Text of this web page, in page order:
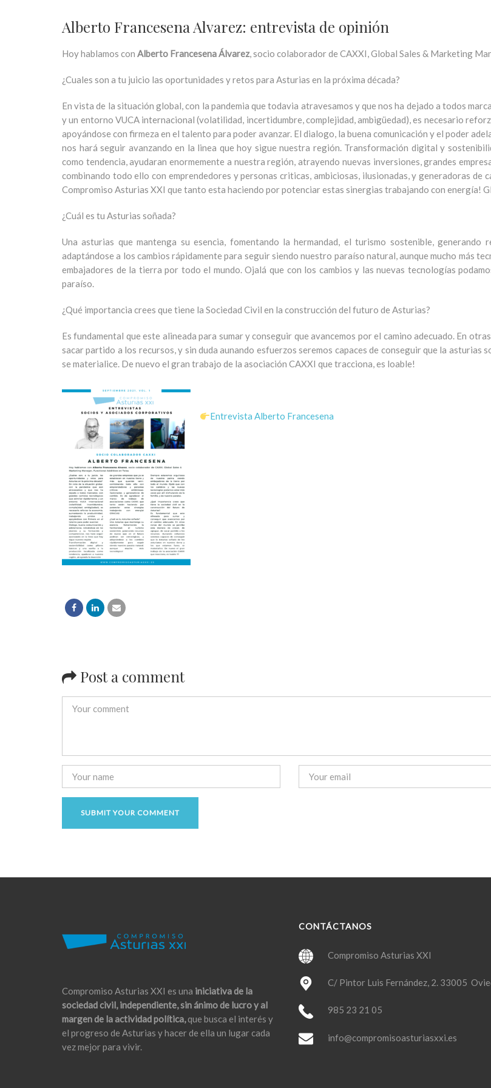
Alberto Francesena Alvarez: entrevista de opinión
Hoy hablamos con Alberto Francesena Álvarez,socio colaborador de CAXXI, Global Sales & Marketing
¿Cuales son a tu juicio las oportunidades y retos para Asturias en la próxima década?
En vista de la situación global, con la pandemia que todavia atravesamos y que nos ha dejado a todos
y un entorno VUCA internacional (volatilidad, incertidumbre, complejidad, ambigüedad), es necesario
apoyándose con firmeza en el talento para poder avanzar. El dialogo, la buena comunicación y el poder
nos hará seguir avanzando en la linea que hoy sigue nuestra región. Transformación digital y
como tendencia, ayudaran enormemente a nuestra región, atrayendo nuevas inversiones, grandes
combinando todo ello con emprendedores y personas criticas, ambiciosas, ilusionadas, y generadoras de
Compromiso Asturias XXI que tanto esta haciendo por potenciar estas sinergias trabajando con energía!
¿Cuál es tu Asturias soñada?
Una asturias que mantenga su esencia, fomentando la hermandad, el turismo sostenible,
adaptándose a los cambios rápidamente para seguir siendo nuestro paraíso natural, aunque mucho más
embajadores de la tierra por todo el mundo. Ojalá que con los cambios y las nuevas tecnologías
paraíso.
¿Qué importancia crees que tiene la Sociedad Civil en la construcción del futuro de Asturias?
Es fundamental que este alineada para sumar y conseguir que avancemos por el camino adecuado. En
sacar partido a los recursos, y sin duda aunando esfuerzos seremos capaces de conseguir que la
se materialice. De nuevo el gran trabajo de la asociación CAXXI que tracciona, es loable!
Entrevista Alberto Francesena
Post a comment
Compromiso Asturias XXI es una iniciativa de la
sociedad civil, independiente, sin ánimo de lucro y al
margen de la actividad política,que busca el interés y
el progreso de Asturias y hacer de ella un lugar cada
vez mejor para vivir.
CONTÁCTANOS
Compromiso Asturias XXI
C/ Pintor Luis Fernández, 2. 33005
985 23 21 05
info@compromisoasturiasxxi.es